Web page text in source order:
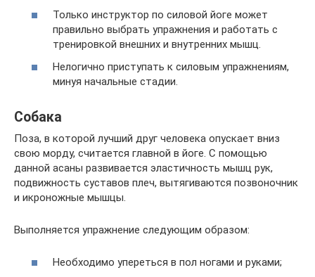
Только инструктор по силовой йоге может
правильно выбрать упражнения и работать с
тренировкой внешних и внутренних мышц.
Нелогично приступать к силовым упражнениям,
минуя начальные стадии.
Собака
Поза, в которой лучший друг человека опускает вниз
свою морду, считается главной в йоге. С помощью
данной асаны развивается эластичность мышц рук,
подвижность суставов плеч, вытягиваются позвоночник
и икроножные мышцы.
Выполняется упражнение следующим образом:
Необходимо упереться в пол ногами и руками;